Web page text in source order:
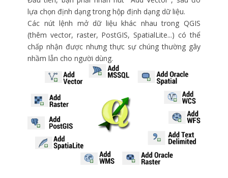
lựa chọn định dạng trong hộp định dạng dữ liệu.
Các nút lệnh mở dữ liệu khác nhau trong QGIS
(thêm vector, raster, PostGIS, SpatialLite...) có thể
chấp nhận được nhưng thực sự chúng thường gây
nhầm lẫn cho người dùng.